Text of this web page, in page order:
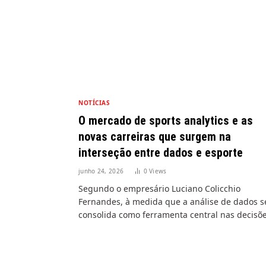
NOTÍCIAS
O mercado de sports analytics e as
novas carreiras que surgem na
interseção entre dados e esporte
junho 24, 2026 0Views
Segundo o empresário Luciano Colicchio
Fernandes, à medida que a análise de dados
consolida como ferramenta central nas